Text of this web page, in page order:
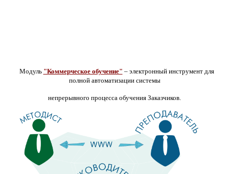
Модуль "Коммерческое обучение" – электронный инструмент для
полной автоматизации системы
непрерывного процесса обучения Заказчиков.